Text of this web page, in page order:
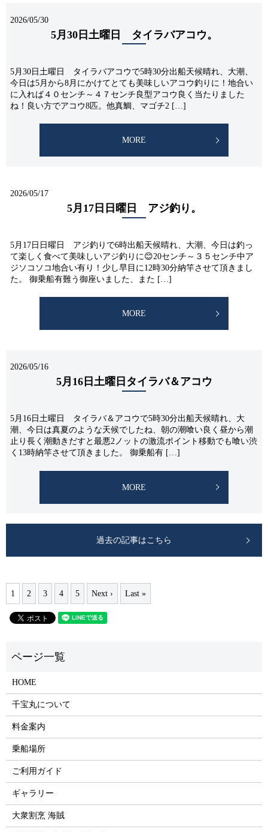
2026/05/30
5月30日土曜日 タイラバアコウ。
5月30日土曜日 タイラバアコウで5時30分出船天候晴れ、大潮、
今日は5月から8月にかけてとても美味しいアコウ釣りに！地合い
に入れば４０センチ～４７センチ良型アコウ良く当たりました
ね！良い方でアコウ8匹。他真鯛、マゴチ2 […]
MORE
2026/05/17
5月17日日曜日 アジ釣り。
5月17日日曜日 アジ釣りで6時出船天候晴れ、大潮、今日は釣っ
て楽しく食べて美味しいアジ釣りに😊20センチ～３５センチ中ア
ジソコソコ地合い有り！少し早目に12時30分納竿させて頂きまし
た。 御乗船有難う御座いました、また […]
MORE
2026/05/16
5月16日土曜日タイラバ＆アコウ
5月16日土曜日 タイラバ＆アコウで5時30分出船天候晴れ、大
潮、今日は真夏のような天候でしたね、朝の潮喰い良く昼から潮
止り長く潮動きだすと最悪2ノットの激流ポイント移動でも喰い渋
く13時納竿させて頂きました。 御乗船有 […]
MORE
過去の記事はこちら
1 2 3 4 5 Next › Last »
HOME
千宝丸について
料金案内
乗船場所
ご利用ガイド
ギャラリー
大衆割烹 海賊